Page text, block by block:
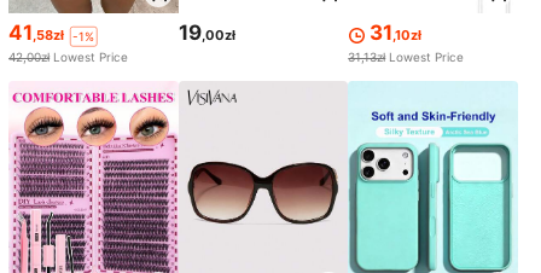
41,58zł
-1%
42,00zł Lowest Price
19,00zł 31,10zł
31,13zł Lowest Price